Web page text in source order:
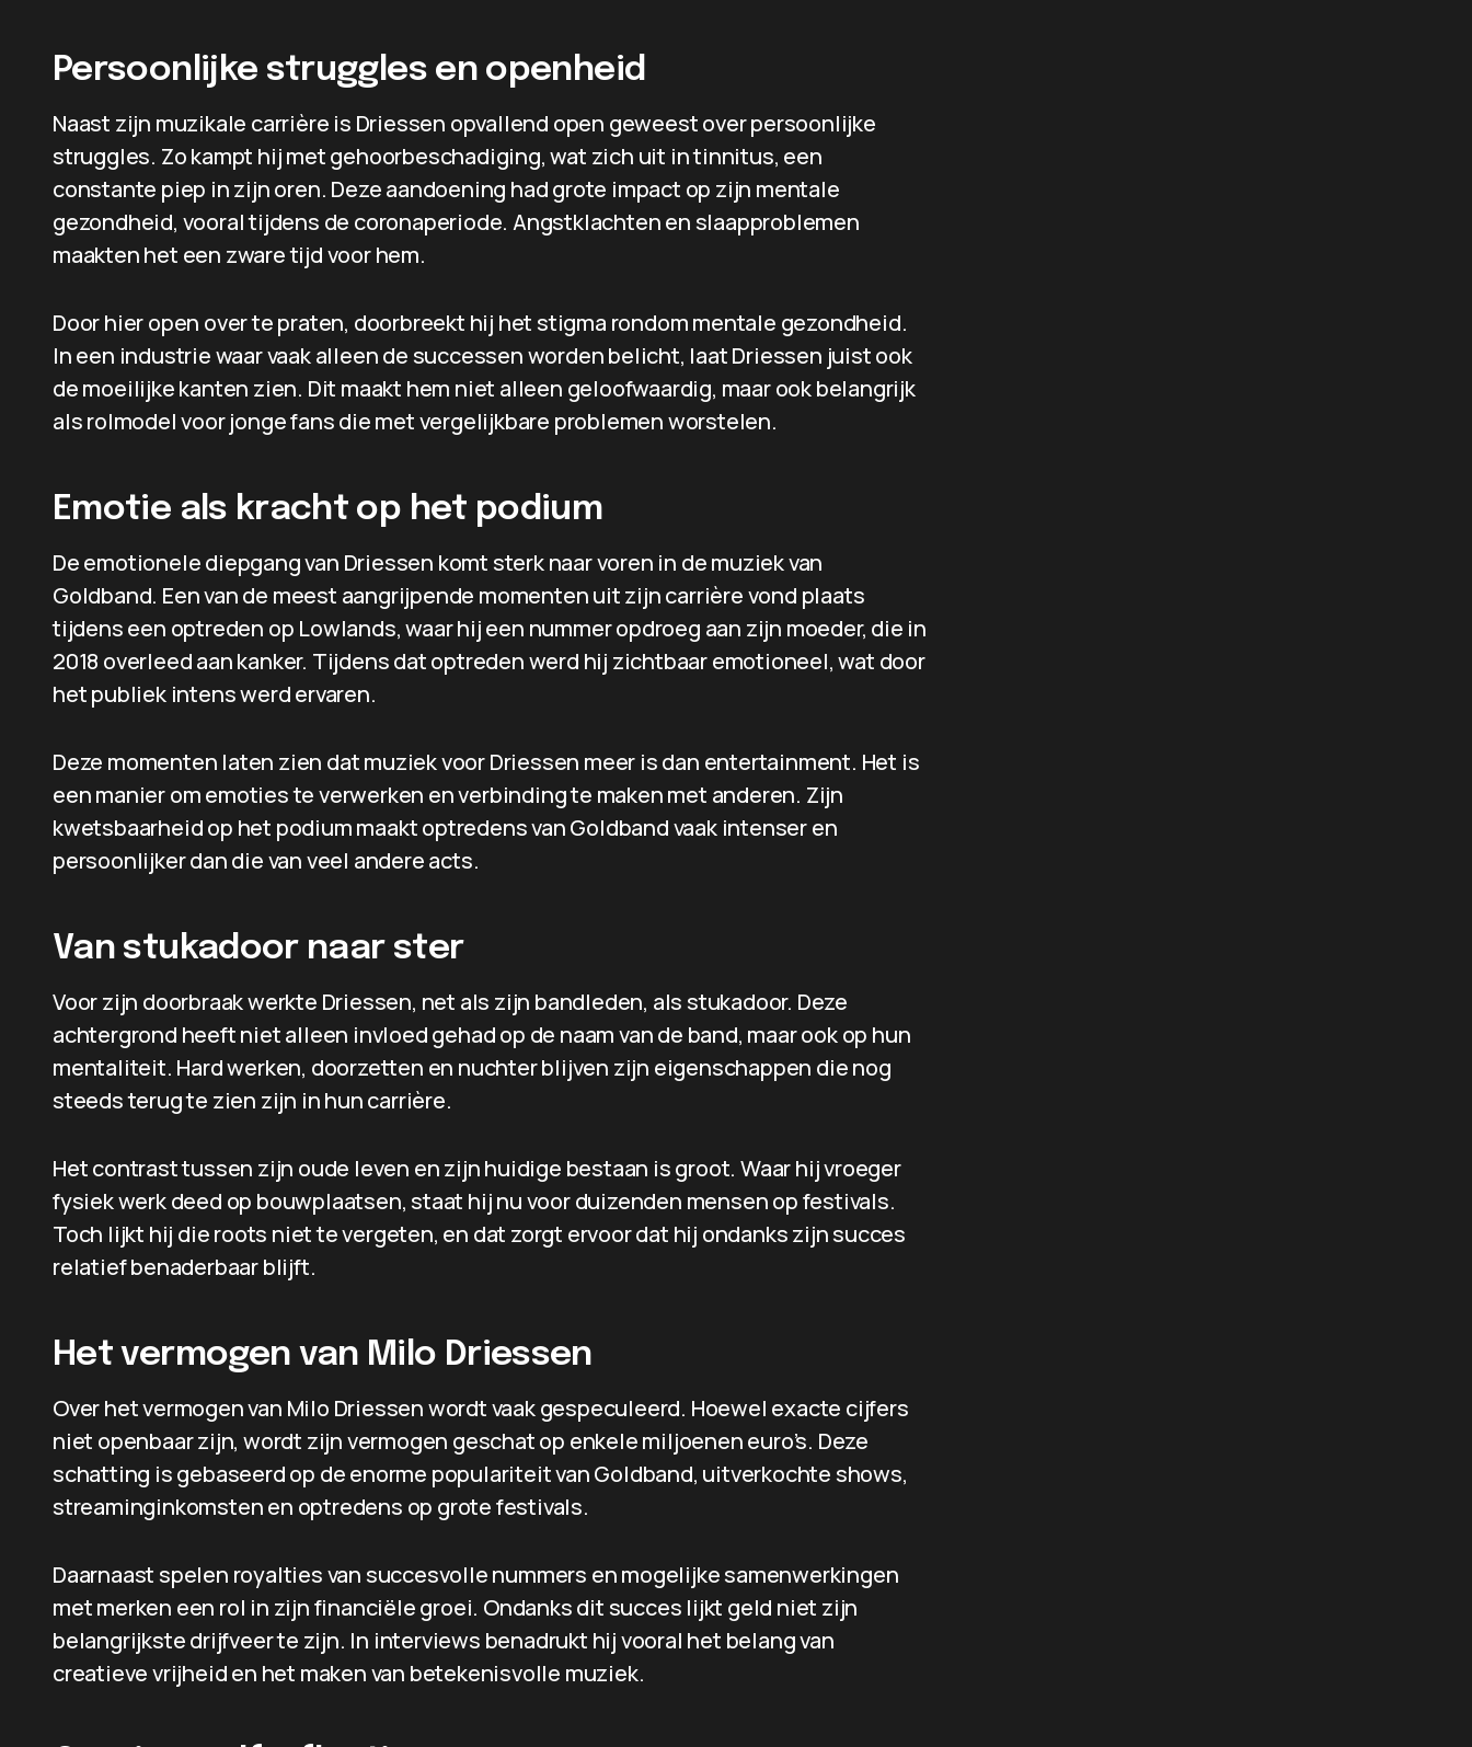
Persoonlijke struggles en openheid
Naast zijn muzikale carrière is Driessen opvallend open geweest over persoonlijke
struggles. Zo kampt hij met gehoorbeschadiging, wat zich uit in tinnitus, een
constante piep in zijn oren. Deze aandoening had grote impact op zijn mentale
gezondheid, vooral tijdens de coronaperiode. Angstklachten en slaapproblemen
maakten het een zware tijd voor hem.
Door hier open over te praten, doorbreekt hij het stigma rondom mentale gezondheid.
In een industrie waar vaak alleen de successen worden belicht, laat Driessen juist ook
de moeilijke kanten zien. Dit maakt hem niet alleen geloofwaardig, maar ook belangrijk
als rolmodel voor jonge fans die met vergelijkbare problemen worstelen.
Emotie als kracht op het podium
De emotionele diepgang van Driessen komt sterk naar voren in de muziek van
Goldband. Een van de meest aangrijpende momenten uit zijn carrière vond plaats
tijdens een optreden op Lowlands, waar hij een nummer opdroeg aan zijn moeder, die in
2018 overleed aan kanker. Tijdens dat optreden werd hij zichtbaar emotioneel, wat door
het publiek intens werd ervaren.
Deze momenten laten zien dat muziek voor Driessen meer is dan entertainment. Het is
een manier om emoties te verwerken en verbinding te maken met anderen. Zijn
kwetsbaarheid op het podium maakt optredens van Goldband vaak intenser en
persoonlijker dan die van veel andere acts.
Van stukadoor naar ster
Voor zijn doorbraak werkte Driessen, net als zijn bandleden, als stukadoor. Deze
achtergrond heeft niet alleen invloed gehad op de naam van de band, maar ook op hun
mentaliteit. Hard werken, doorzetten en nuchter blijven zijn eigenschappen die nog
steeds terug te zien zijn in hun carrière.
Het contrast tussen zijn oude leven en zijn huidige bestaan is groot. Waar hij vroeger
fysiek werk deed op bouwplaatsen, staat hij nu voor duizenden mensen op festivals.
Toch lijkt hij die roots niet te vergeten, en dat zorgt ervoor dat hij ondanks zijn succes
relatief benaderbaar blijft.
Het vermogen van Milo Driessen
Over het vermogen van Milo Driessen wordt vaak gespeculeerd. Hoewel exacte cijfers
niet openbaar zijn, wordt zijn vermogen geschat op enkele miljoenen euro’s. Deze
schatting is gebaseerd op de enorme populariteit van Goldband, uitverkochte shows,
streaminginkomsten en optredens op grote festivals.
Daarnaast spelen royalties van succesvolle nummers en mogelijke samenwerkingen
met merken een rol in zijn financiële groei. Ondanks dit succes lijkt geld niet zijn
belangrijkste drijfveer te zijn. In interviews benadrukt hij vooral het belang van
creatieve vrijheid en het maken van betekenisvolle muziek.